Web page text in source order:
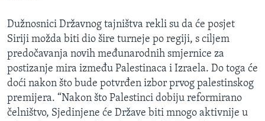
Dužnosnici Državnog tajništva rekli su da će posjet
Siriji možda biti dio šire turneje po regiji, s ciljem
predočavanja novih međunarodnih smjernice za
postizanje mira između Palestinaca i Izraela. Do toga će
doći nakon što bude potvrđen izbor prvog palestinskog
premijera. “Nakon što Palestinci dobiju reformirano
čelništvo, Sjedinjene će Države biti mnogo aktivnije u